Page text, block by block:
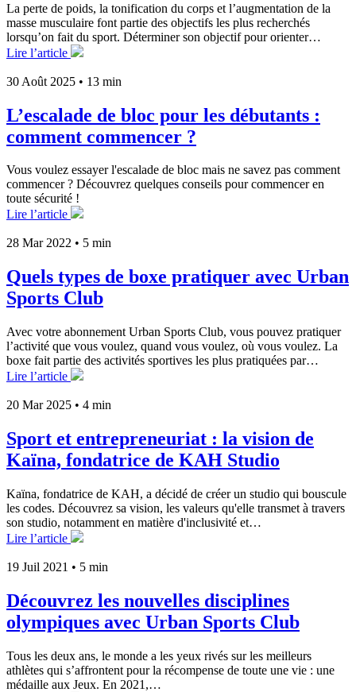
La perte de poids, la tonification du corps et l’augmentation de la
masse musculaire font partie des objectifs les plus recherchés
lorsqu’on fait du sport. Déterminer son objectif pour orienter…
Lire l’article
30 Août 2025 • 13 min
L’escalade de bloc pour les débutants :
comment commencer ?
Vous voulez essayer l'escalade de bloc mais ne savez pas comment
commencer ? Découvrez quelques conseils pour commencer en
toute sécurité !
Lire l’article
28 Mar 2022 • 5 min
Quels types de boxe pratiquer avec Urban
Sports Club
Avec votre abonnement Urban Sports Club, vous pouvez pratiquer
l’activité que vous voulez, quand vous voulez, où vous voulez. La
boxe fait partie des activités sportives les plus pratiquées par…
Lire l’article
20 Mar 2025 • 4 min
Sport et entrepreneuriat : la vision de
Kaïna, fondatrice de KAH Studio
Kaïna, fondatrice de KAH, a décidé de créer un studio qui bouscule
les codes. Découvrez sa vision, les valeurs qu'elle transmet à travers
son studio, notamment en matière d'inclusivité et…
Lire l’article
19 Juil 2021 • 5 min
Découvrez les nouvelles disciplines
olympiques avec Urban Sports Club
Tous les deux ans, le monde a les yeux rivés sur les meilleurs
athlètes qui s’affrontent pour la récompense de toute une vie : une
médaille aux Jeux. En 2021,…